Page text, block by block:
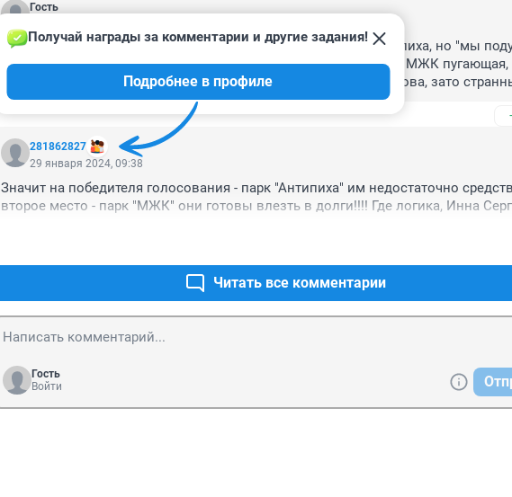
Гость
Читать эти "планы Барбаросса" страшно... Победил парк Антипиха, но "мы
решила"... Куда прокуратура смотрит? Да и перспектива парка МЖК пугающая,
власти стали приходить какие-то экофобы, про деревья ни слова, зато
объекты навтыкать - легко. Действительно, вот раздавали бы деревья Wi-Fi, их
каждом шагу по 100 штук садили, а они всего лишь кислород дают, без
невозможно, зачем они нам нужны? (Не)уважаемая глава города, может, уже
позориться и пора сменить должность?
281862827
Получай награды за комментарии и другие задания!
Подробнее в профиле
29 января 2024, 09:38
Значит на победителя голосования - парк "Антипиха" им недостаточно
второе место - парк "МЖК" они готовы влезть в долги!!!! Где логика, Инна
Читать все комментарии
Гость
Войти